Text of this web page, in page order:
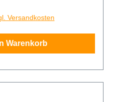
Versandkosten
Warenkorb